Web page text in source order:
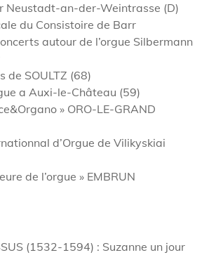
Neustadt-an-der-Weintrasse (D)
du Consistoire de Barr
autour de l’orgue Silbermann
de SOULTZ (68)
a Auxi-le-Château (59)
» ORO-LE-GRAND
d’Orgue de Vilikyskiai
de l’orgue » EMBRUN
(1532-1594) : Suzanne un jour